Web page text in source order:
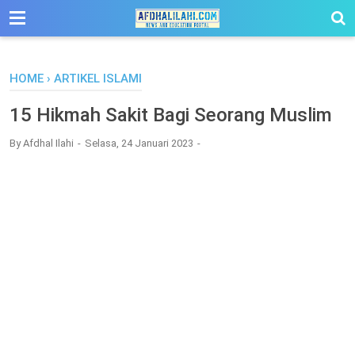
-->
HOME › ARTIKEL ISLAMI
15 Hikmah Sakit Bagi Seorang Muslim
ByAfdhal Ilahi Selasa, 24 Januari 2023